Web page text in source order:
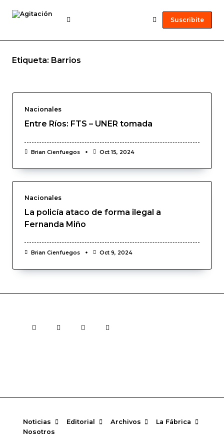
Suscribite
Etiqueta: Barrios
Nacionales
Entre Ríos: FTS – UNER tomada
Brian Cienfuegos Oct 15, 2024
Nacionales
La policía ataco de forma ilegal a
Fernanda Miño
Brian Cienfuegos Oct 9, 2024
Noticias Editorial Archivos
La Fábrica
Nosotros